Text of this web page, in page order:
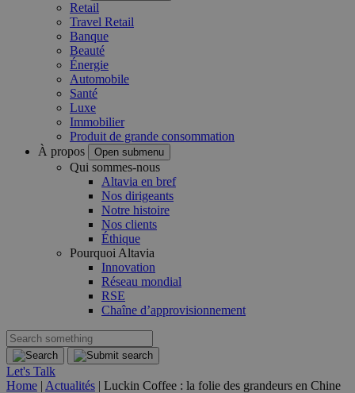
Retail
Travel Retail
Banque
Beauté
Énergie
Automobile
Santé
Luxe
Immobilier
Produit de grande consommation
À propos
Open submenu
Qui sommes-nous
Altavia en bref
Nos dirigeants
Notre histoire
Nos clients
Éthique
Pourquoi Altavia
Innovation
Réseau mondial
RSE
Chaîne d’approvisionnement
Let's Talk
Home | Actualités | Luckin Coffee : la folie des grandeurs en Chine